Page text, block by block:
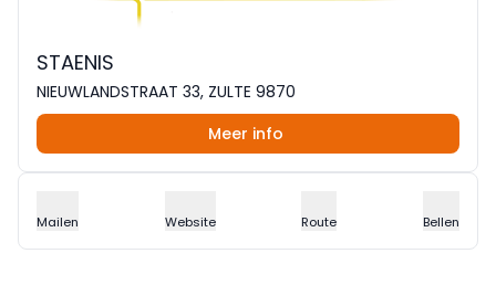
STAENIS
NIEUWLANDSTRAAT 33, ZULTE 9870
Meer info
Mailen Website Route Bellen